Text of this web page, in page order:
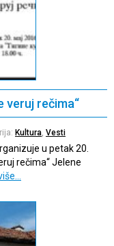
veruj rečima“
Kultura Vesti
u petak 20.
rečima“ Jelene